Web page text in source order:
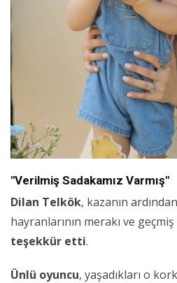
"Verilmiş Sadakamız Varmış"
Dilan Telkök, kazanın
hayranlarının merakı ve
teşekkür etti.
Ünlü oyuncu, yaşadıkları o